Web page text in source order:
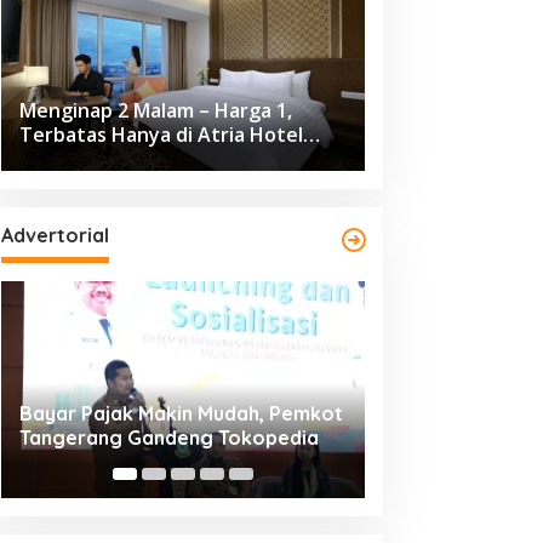
Menginap 2 Malam – Harga 1,
Terbatas Hanya di Atria Hotel
Advertorial
Resmi Bergulir, 651 Kafilah
Ramaikan MTQ XXV Kota
Tangerang di Ciledug